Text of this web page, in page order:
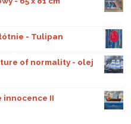
- Tulipan
of normality - olej
innocence II